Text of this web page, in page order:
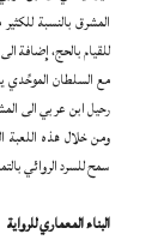
المشرق بالنسبة
للقيام بالحج، إضافة
مع السلطان الموحِّدي
رحيل ابن عربي الى
ومن خلال هذه اللعبة
سمح للسرد الروائي بالتمدد
البناء المعماري للرواية